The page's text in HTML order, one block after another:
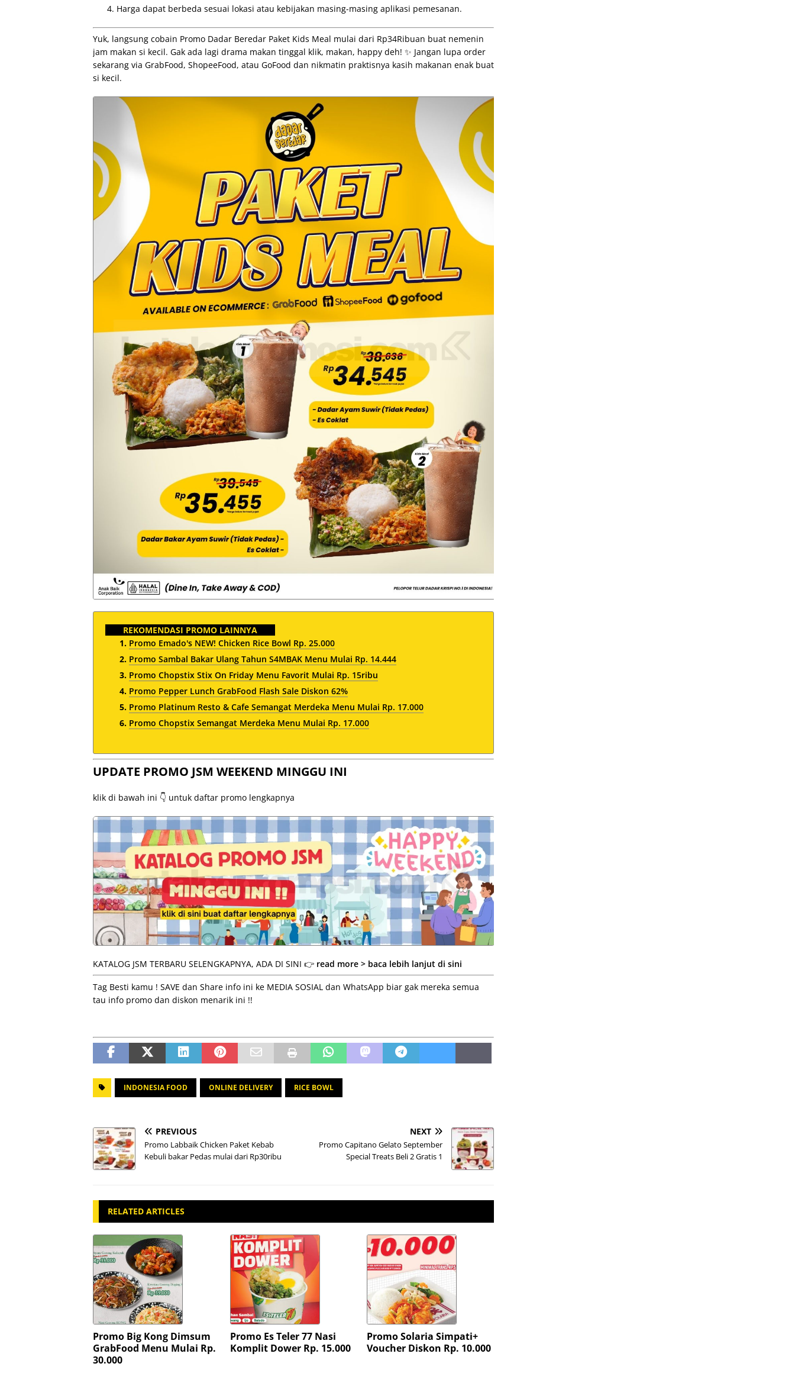
Harga dapat berbeda sesuai lokasi atau kebijakan masing-masing aplikasi pemesanan.
Yuk, langsung cobain Promo Dadar Beredar Paket Kids Meal mulai dari Rp34Ribuan buat nemenin
jam makan si kecil. Gak ada lagi drama makan tinggal klik, makan, happy deh! ✨ Jangan lupa order
sekarang via GrabFood, ShopeeFood, atau GoFood dan nikmatin praktisnya kasih makanan enak buat
si kecil.
REKOMENDASI PROMO LAINNYA
Promo Emado's NEW! Chicken Rice Bowl Rp. 25.000
Promo Sambal Bakar Ulang Tahun S4MBAK Menu Mulai Rp. 14.444
Promo Chopstix Stix On Friday Menu Favorit Mulai Rp. 15ribu
Promo Pepper Lunch GrabFood Flash Sale Diskon 62%
Promo Platinum Resto & Cafe Semangat Merdeka Menu Mulai Rp. 17.000
Promo Chopstix Semangat Merdeka Menu Mulai Rp. 17.000
UPDATE PROMO JSM WEEKEND MINGGU INI
klik di bawah ini 👇 untuk daftar promo lengkapnya
KATALOG JSM TERBARU SELENGKAPNYA, ADA DI SINI 👉 read more > baca lebih lanjut di sini
Tag Besti kamu ! SAVE dan Share info ini ke MEDIA SOSIAL dan WhatsApp biar gak mereka semua
tau info promo dan diskon menarik ini !!
INDONESIA FOOD ONLINE DELIVERY RICE BOWL
PREVIOUS
Promo Labbaik Chicken Paket Kebab
Kebuli bakar Pedas mulai dari Rp30ribu
NEXT
Promo Capitano Gelato September
Special Treats Beli 2 Gratis 1
RELATED ARTICLES
Promo Big Kong Dimsum
GrabFood Menu Mulai Rp.
30.000
Promo Es Teler 77 Nasi
Komplit Dower Rp. 15.000
Promo Solaria Simpati+
Voucher Diskon Rp. 10.000